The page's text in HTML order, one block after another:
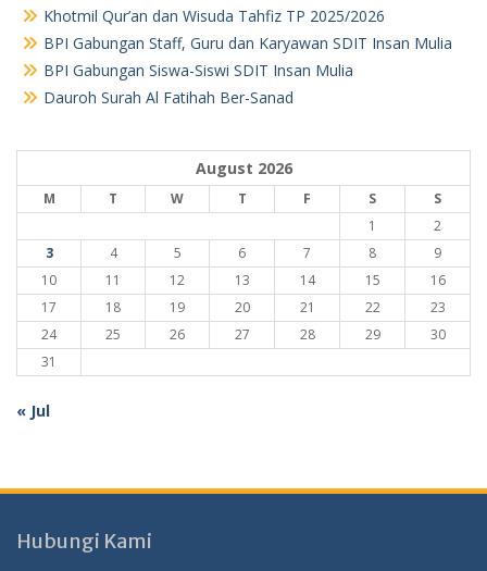
Khotmil Qur’an dan Wisuda Tahfiz TP 2025/2026
BPI Gabungan Staff, Guru dan Karyawan SDIT Insan Mulia
BPI Gabungan Siswa-Siswi SDIT Insan Mulia
Dauroh Surah Al Fatihah Ber-Sanad
August 2026
M T W T F S
S
1
2
3
4 5 6 7 8
9
10
11 12 13 14 15
16
17
18 19 20 21 22
23
24
25 26 27 28 29
30
31
« Jul
Hubungi Kami